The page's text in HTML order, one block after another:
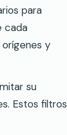
para
cada
y
su
Estos filtros